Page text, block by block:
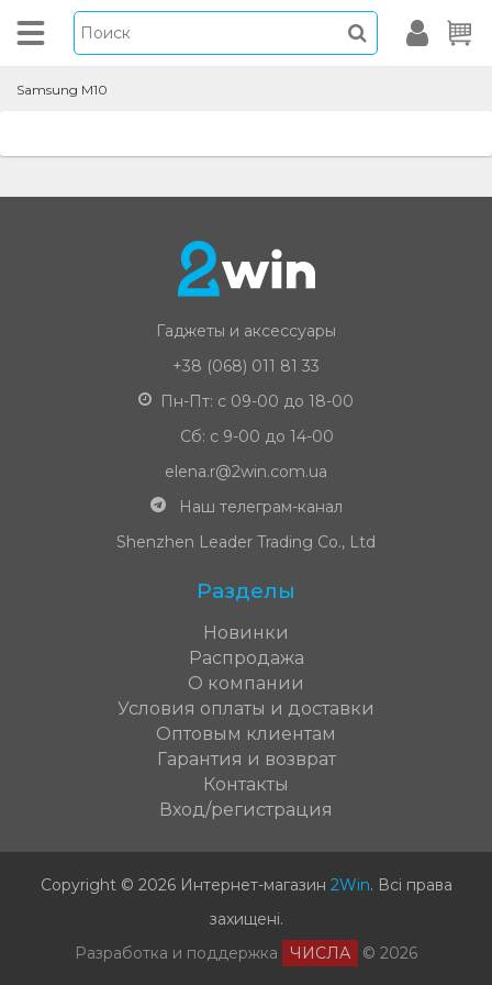
Samsung M10
Гаджеты и аксессуары
+38 (068) 011 81 33
Пн-Пт: с 09-00 до 18-00
Сб: с 9-00 до 14-00
elena.r@2win.com.ua
Наш телеграм-канал
Shenzhen Leader Trading Co., Ltd
Разделы
Новинки
Распродажа
О компании
Условия оплаты и доставки
Оптовым клиентам
Гарантия и возврат
Контакты
Вход/регистрация
Copyright © 2026 Интернет-магазин 2Win. Всі права
захищені.
Разработка и поддержка
ЧИСЛА © 2026